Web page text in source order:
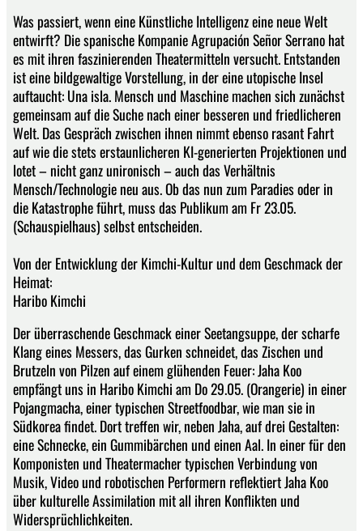
Was passiert, wenn eine Künstliche Intelligenz eine neue Welt
entwirft? Die spanische Kompanie Agrupación Señor Serrano hat
es mit ihren faszinierenden Theatermitteln versucht. Entstanden
ist eine bildgewaltige Vorstellung, in der eine utopische Insel
auftaucht: Una isla. Mensch und Maschine machen sich zunächst
gemeinsam auf die Suche nach einer besseren und friedlicheren
Welt. Das Gespräch zwischen ihnen nimmt ebenso rasant Fahrt
auf wie die stets erstaunlicheren KI-generierten Projektionen und
lotet – nicht ganz unironisch – auch das Verhältnis
Mensch/Technologie neu aus. Ob das nun zum Paradies oder in
die Katastrophe führt, muss das Publikum am Fr 23.05.
(Schauspielhaus) selbst entscheiden.
Von der Entwicklung der Kimchi-Kultur und dem Geschmack der
Heimat:
Haribo Kimchi
Der überraschende Geschmack einer Seetangsuppe, der scharfe
Klang eines Messers, das Gurken schneidet, das Zischen und
Brutzeln von Pilzen auf einem glühenden Feuer: Jaha Koo
empfängt uns in Haribo Kimchi am Do 29.05. (Orangerie) in einer
Pojangmacha, einer typischen Streetfoodbar, wie man sie in
Südkorea findet. Dort treffen wir, neben Jaha, auf drei Gestalten:
eine Schnecke, ein Gummibärchen und einen Aal. In einer für den
Komponisten und Theatermacher typischen Verbindung von
Musik, Video und robotischen Performern reflektiert Jaha Koo
über kulturelle Assimilation mit all ihren Konflikten und
Widersprüchlichkeiten.